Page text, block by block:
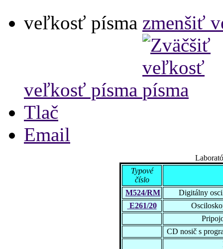
veľkosť písma zmenšiť
veľkosť písma
Tlač
Email
Typové
číslo
M524/RM
Digitálny
E261/20
CD nosič s